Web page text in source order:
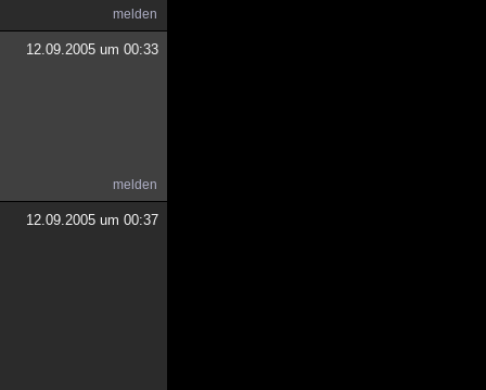
melden
12.09.2005 um 00:33
melden
12.09.2005 um 00:37